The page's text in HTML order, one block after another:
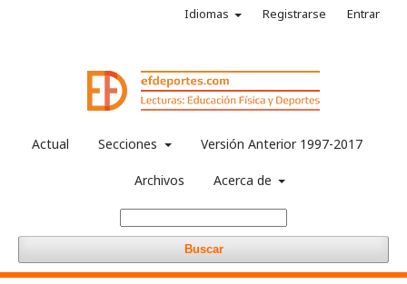
Actual Secciones Versión Anterior 1997-2017
Archivos Acerca de
Buscar
Idiomas Registrarse Entrar